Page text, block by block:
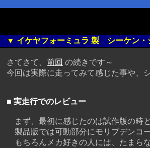
▼ イケヤフォーミュラ 製 シーケン・
さてさて、 前回 の続きです～
今回は実際に走ってみて感じた事や、
■ 実走行でのレビュー
まず、最初に感じたのは試作版の時と
製品版では可動部分にモリブデンコー
もちろんメカ好きの人には、たまら